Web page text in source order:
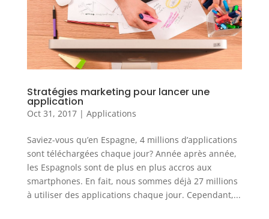
Stratégies marketing pour lancer une
application
Oct 31, 2017| Applications
Saviez-vous qu’en Espagne, 4 millions d’applications
sont téléchargées chaque jour? Année après année,
les Espagnols sont de plus en plus accros aux
smartphones. En fait, nous sommes déjà 27 millions
à utiliser des applications chaque jour. Cependant,...